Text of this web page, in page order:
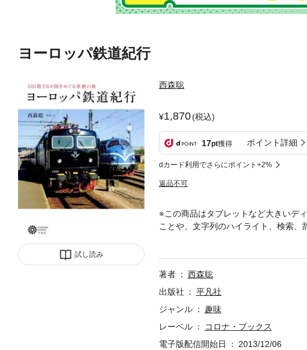
ヨーロッパ鉄道紀行
試し読み
西森聡
1,870(税込)
17pt獲得 ポイント詳細
dカード利用でさらにポイント+2%
返品不可
※この商品はタブレットなど大きいデ
ことや、文字列のハイライト、検索
コ、ドイツ、デンマーク、スウェー
著者
西森聡
出版社
平凡社
ジャンル
趣味
レーベル
コロナ・ブックス
電子版配信開始日
2013/12/06